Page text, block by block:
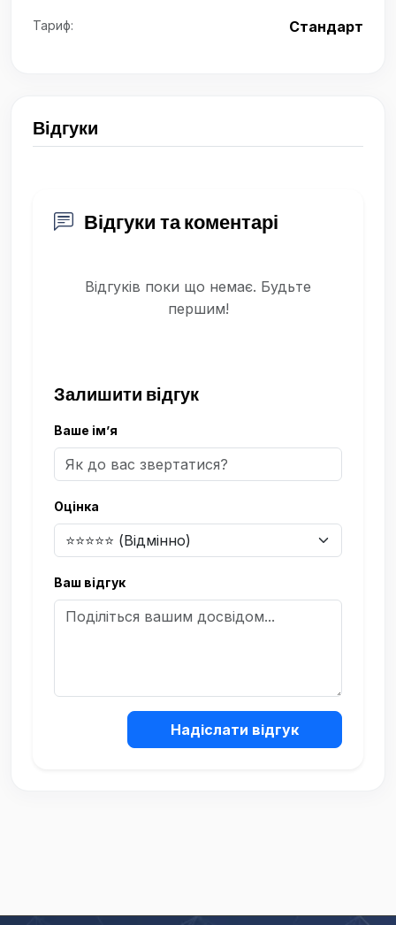
Тариф: Стандарт
Відгуки
Відгуки та коментарі
Відгуків поки що немає. Будьте
першим!
Залишити відгук
Ваше ім’я
Оцінка
Ваш відгук
Надіслати відгук